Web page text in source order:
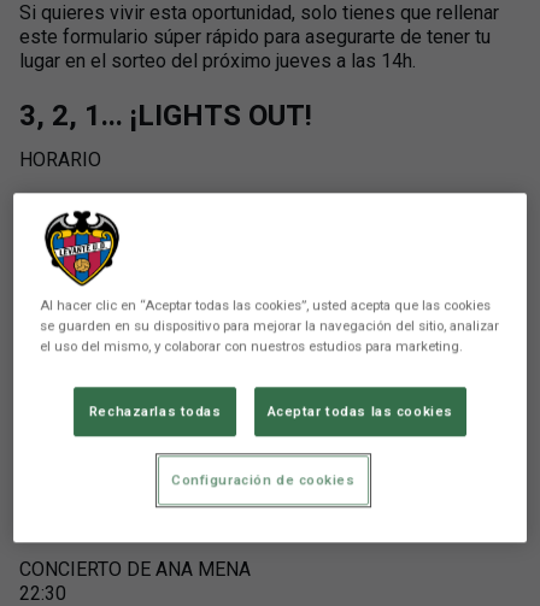
Si quieres vivir esta oportunidad, solo tienes que rellenar
este formulario súper rápido para asegurarte de tener tu
lugar en el sorteo del próximo jueves a las 14h.
3, 2, 1... ¡LIGHTS OUT!
HORARIO
18:30
APERTURA DE PUERTAS
19:30-20:30
WARM UP BY LUC LOREN
20:00
ENTREGA DE PREMIOS
CORONACIÓN DEL CAMPEÓN DEL MUNDO DE MotoGP™️
CONCIERTO DE ANA MENA
22:30
Al hacer clic en “Aceptar todas las cookies”, usted acepta que las cookies
se guarden en su dispositivo para mejorar la navegación del sitio, analizar
el uso del mismo, y colaborar con nuestros estudios para marketing.
Rechazarlas todas Aceptar todas las cookies
Configuración de cookies